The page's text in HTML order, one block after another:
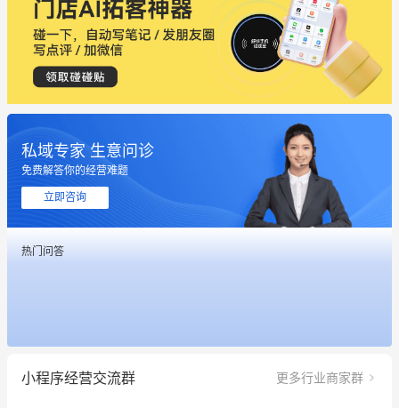
私域专家 生意问诊
免费解答你的经营难题
立即咨询
热门问答
小程序经营交流群 更多行业商家群
这个营销策划案例推荐大家看一下
用有赞就能在微信、小红书同时经营了
冰墩墩货源充足需要的联系我
这个营销策划案例推荐大家看一下